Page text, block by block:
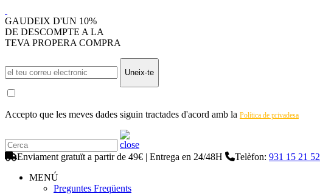
GAUDEIX D'UN 10%
DE DESCOMPTE A LA
TEVA PROPERA COMPRA
Uneix-te
Accepto que les meves dades siguin tractades d'acord amb la Política de privadesa
Enviament gratuït a partir de 49€ | Entrega en 24/48H Telèfon: 931 15 21 52
MENÚ
Preguntes Freqüents